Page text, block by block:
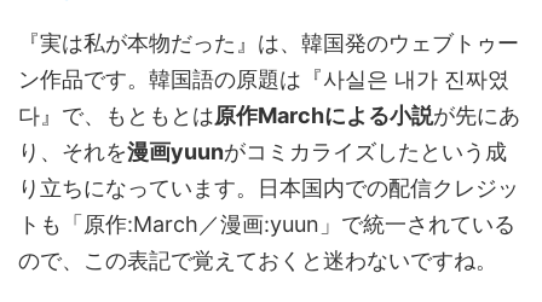
『実は私が本物だった』は、韓国発のウェブトゥー
ン作品です。韓国語の原題は『사실은 내가 진짜였
다』で、もともとは原作Marchによる小説が先にあ
り、それを漫画yuunがコミカライズしたという成
り立ちになっています。日本国内での配信クレジッ
トも「原作:March／漫画:yuun」で統一されている
ので、この表記で覚えておくと迷わないですね。